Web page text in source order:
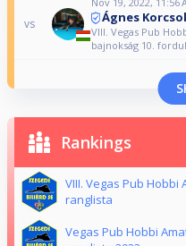
vs Ágnes
VIII. Vegas Pub
bajnokság 10.
Rankings
VIII. Vegas Pub
ranglista
Vegas Pub Hobbi